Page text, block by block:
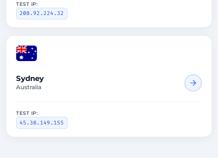
TEST IP:
208.92.224.32
Sydney
Australia
TEST IP:
45.38.149.155